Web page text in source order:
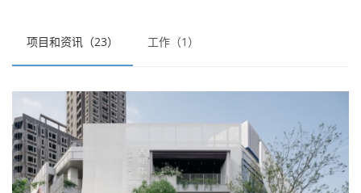
项目和资讯（23） 工作（1）